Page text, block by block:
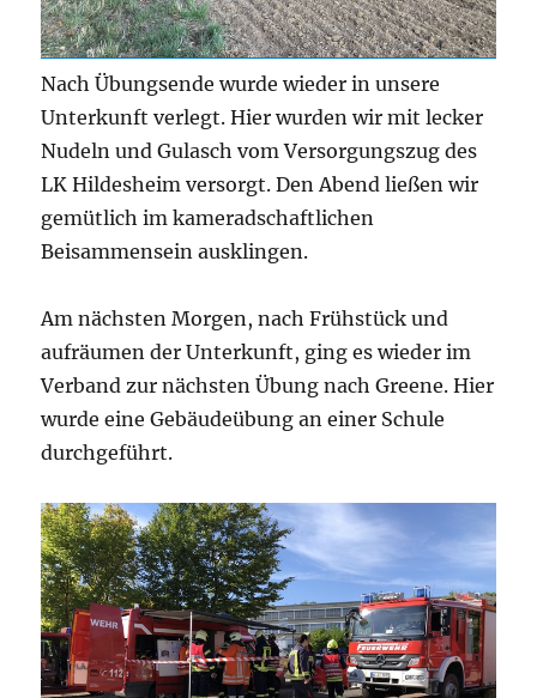
Nach Übungsende wurde wieder in unsere
Unterkunft verlegt. Hier wurden wir mit lecker
Nudeln und Gulasch vom Versorgungszug des
LK Hildesheim versorgt. Den Abend ließen wir
gemütlich im kameradschaftlichen
Beisammensein ausklingen.
Am nächsten Morgen, nach Frühstück und
aufräumen der Unterkunft, ging es wieder im
Verband zur nächsten Übung nach Greene. Hier
wurde eine Gebäudeübung an einer Schule
durchgeführt.